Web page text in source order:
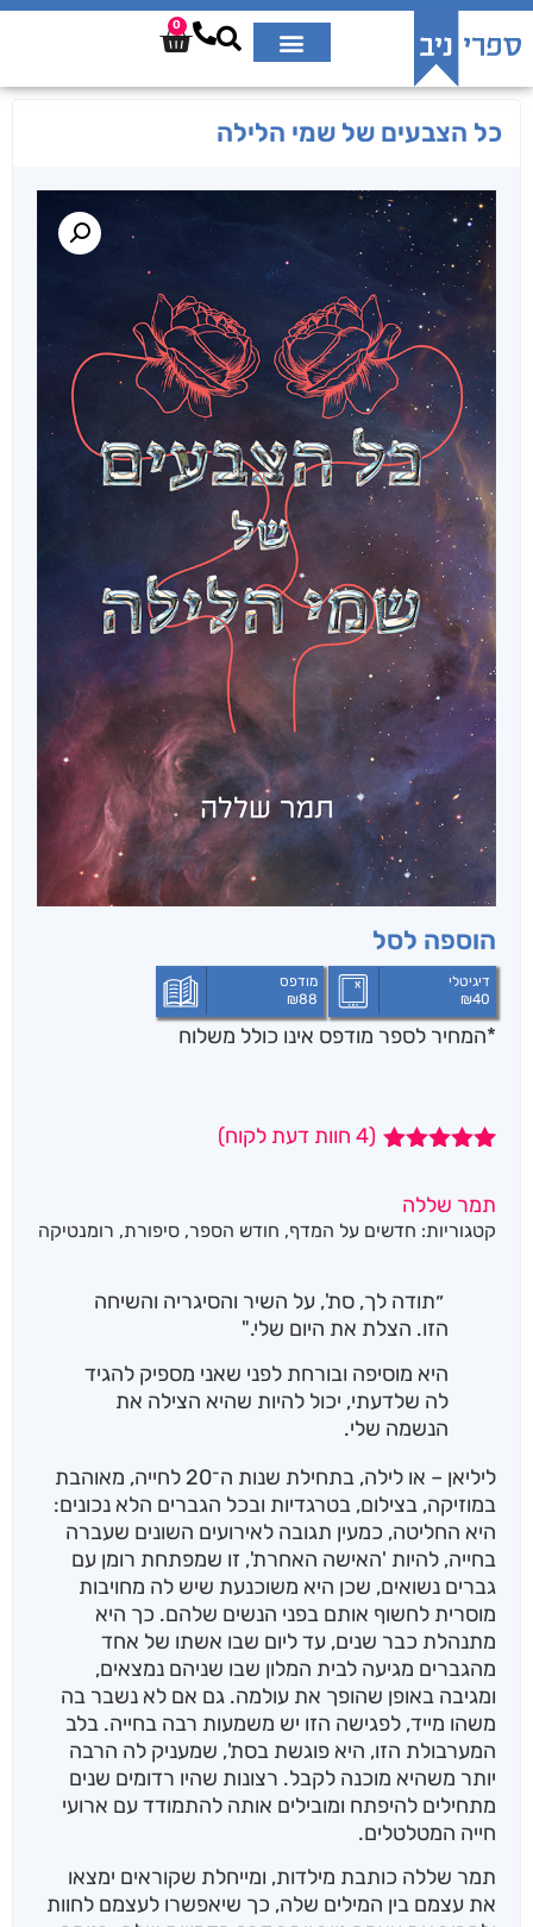
0
כל הצבעים של שמי הלילה
הוספה לסל
דיגיטלי
₪40
מודפס
₪88
*המחיר לספר מודפס אינו כולל משלוח
מבוסס על
דירוגים של
(
4 חוות דעת לקוח)
תמר שללה
קטגוריות: חדשים על המדף, חודש הספר, סיפורת, רומנטיקה
״תודה לך, סת', על השיר והסיגריה והשיחה
הזו. הצלת את היום שלי."
היא מוסיפה ובורחת לפני שאני מספיק להגיד
לה שלדעתי, יכול להיות שהיא הצילה את
הנשמה שלי.
ליליאן – או לילה, בתחילת שנות ה־20 לחייה, מאוהבת
במוזיקה, בצילום, בטרגדיות ובכל הגברים הלא נכונים:
היא החליטה, כמעין תגובה לאירועים השונים שעברה
בחייה, להיות 'האישה האחרת', זו שמפתחת רומן עם
גברים נשואים, שכן היא משוכנעת שיש לה מחויבות
מוסרית לחשוף אותם בפני הנשים שלהם. כך היא
מתנהלת כבר שנים, עד ליום שבו אשתו של אחד
מהגברים מגיעה לבית המלון שבו שניהם נמצאים,
ומגיבה באופן שהופך את עולמה. גם אם לא נשבר בה
משהו מייד, לפגישה הזו יש משמעות רבה בחייה. בלב
המערבולת הזו, היא פוגשת בסת', שמעניק לה הרבה
יותר משהיא מוכנה לקבל. רצונות שהיו רדומים שנים
מתחילים להיפתח ומובילים אותה להתמודד עם ארועי
חייה המטלטלים.
תמר שללה כותבת מילדות, ומייחלת שקוראים ימצאו
את עצמם בין המילים שלה, כך שיאפשרו לעצמם לחוות